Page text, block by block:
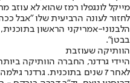
מייקל לונגפלו רמז שהוא לא עוזב
לחזור לעונה הרביעית שלו "אבל
הלבנוני-אמריקני הראשון
בבטן".
הוותיקה שעוזבת
היידי גרדנר, החברה הוותיקה
לאחר 7 שנים בתוכנית. גרדנר